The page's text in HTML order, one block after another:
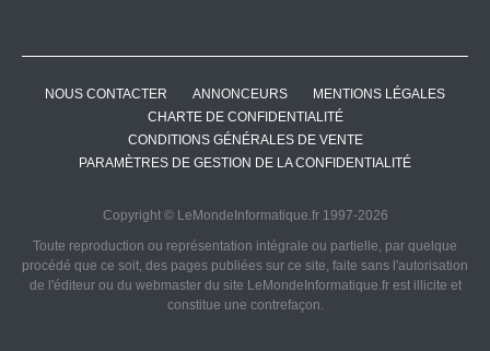
NOUS CONTACTER ANNONCEURS
MENTIONS LÉGALES
CHARTE DE CONFIDENTIALITÉ
CONDITIONS GÉNÉRALES DE VENTE
PARAMÈTRES DE GESTION DE LA CONFIDENTIALITÉ
Copyright © LeMondeInformatique.fr 1997-2026
Toute reproduction ou représentation intégrale ou partielle, par quelque
procédé que ce soit, des pages publiées sur ce site, faite sans l'autorisation
de l'éditeur ou du webmaster du site LeMondeInformatique.fr est illicite et
constitue une contrefaçon.